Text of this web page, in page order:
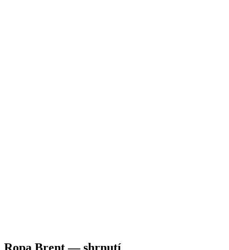
Ropa Brent — shrnutí